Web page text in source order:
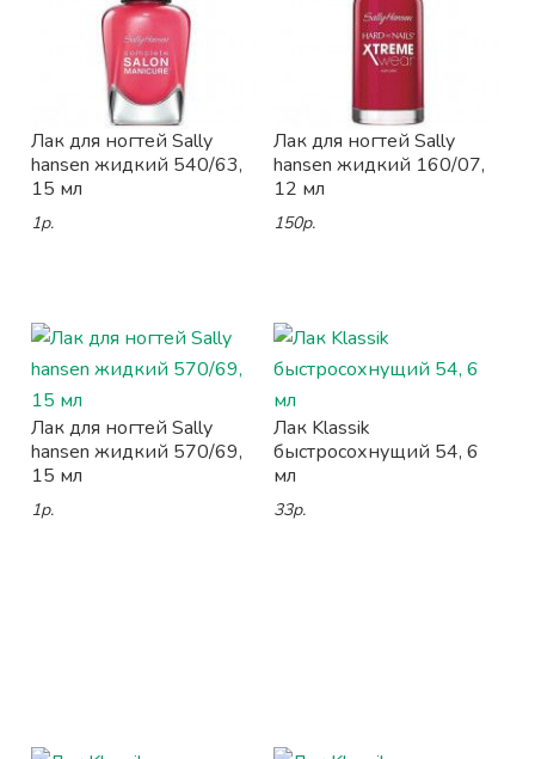
Лак для ногтей Sally
hansen жидкий 540/63,
15 мл
1р.
Лак для ногтей Sally
hansen жидкий 160/07,
12 мл
150р.
Лак для ногтей Sally
hansen жидкий 570/69,
15 мл
1р.
Лак Klassik
быстросохнущий 54, 6
мл
33р.